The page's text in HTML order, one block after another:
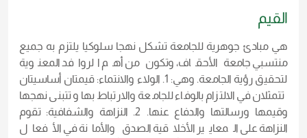
القيم
هي مبادئ جوهرية للجامعة تشكل نهجا سلوكيا يلتزم به جميع
منتسبي جامعة الأحقاف، وتكون من أهم الروافد المعنوية
لتحقيق رؤية الجامعة. وهي: 1. الولاء والانتماء: قيمتان أساسيتان
تتمثلان في الالتزام بالوفاء للجامعة والارتباط بها وتتبنى نهجها
وقيمها ورسالتها والدفاع عنها. 2. النزاهة والشفافية: تقوم
النزاهة على المعايير الأخلاقية الصدق والأمانة في الأفعال